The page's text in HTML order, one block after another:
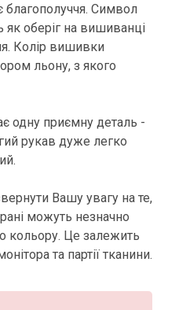
благополуччя. Символ
як оберіг на вишиванці
Колір вишивки
льону, з якого
одну приємну деталь -
рукав дуже легко
Вашу увагу на те,
можуть незначно
кольору. Це залежить
та партії тканини.